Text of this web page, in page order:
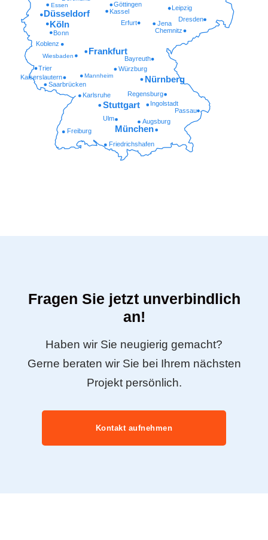
Friedrichshafen
Freiburg
Augsburg
Ulm
Passau
Ingolstadt
Regensburg
Karlsruhe
Saarbrücken
Kaiserslautern Mannheim
Würzburg
Trier
Wiesbaden Bayreuth
Koblenz
Chemnitz
Bonn
Erfurt Jena
Dresden
Kassel
Göttingen
Essen
München
Stuttgart
Nürnberg
Frankfurt
Köln
Düsseldorf
Leipzig
Fragen Sie jetzt unverbindlich
an!
Haben wir Sie neugierig gemacht?
Gerne beraten wir Sie bei Ihrem nächsten
Projekt persönlich.
Kontakt aufnehmen